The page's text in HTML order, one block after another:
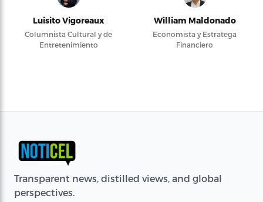
Luisito Vigoreaux
Columnista Cultural y de
Entretenimiento
William Maldonado
Economista y Estratega
Financiero
Transparent news, distilled views, and global
perspectives.